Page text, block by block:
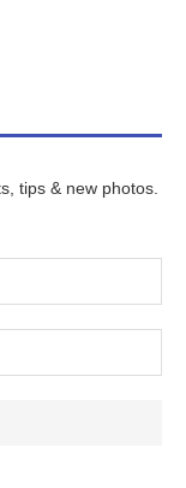
tips & new photos.